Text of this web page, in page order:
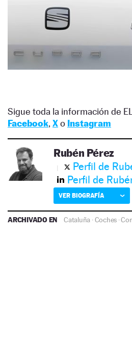
Sigue toda la información de
Facebook, Xo Instagram
Rubén Pérez
Perfil de
Perfil de
VER BIOGRAFÍA
ARCHIVADO EN Cataluña ·Coches ·